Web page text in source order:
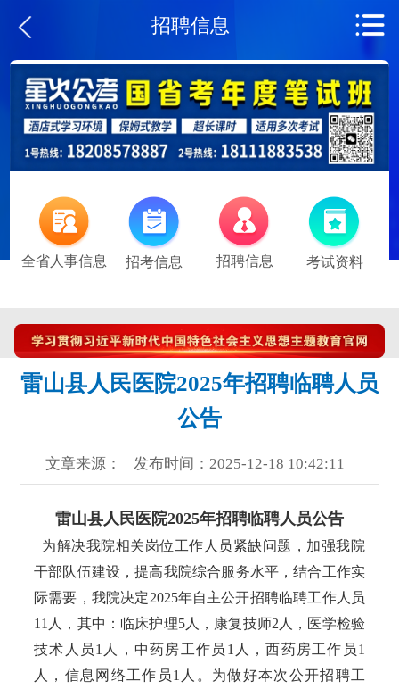
招聘信息
全省人事信息 招考信息 招聘信息 考试资料
雷山县人民医院2025年招聘临聘人员
公告
文章来源： 发布时间：2025-12-18 10:42:11
雷山县人民医院2025年招聘临聘人员公告
为解决我院相关岗位工作人员紧缺问题，加强我院
干部队伍建设，提高我院综合服务水平，结合工作实
际需要，我院决定2025年自主公开招聘临聘工作人员
11人，其中：临床护理5人，康复技师2人，医学检验
技术人员1人，中药房工作员1人，西药房工作员1
人，信息网络工作员1人。为做好本次公开招聘工